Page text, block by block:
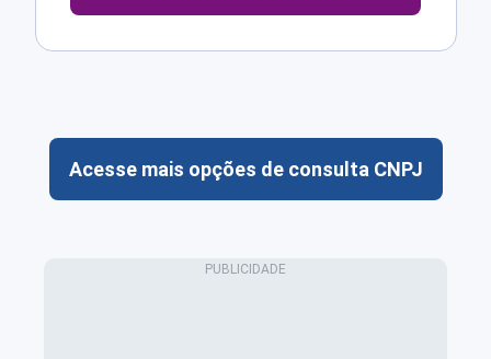
Acesse mais opções de consulta CNPJ